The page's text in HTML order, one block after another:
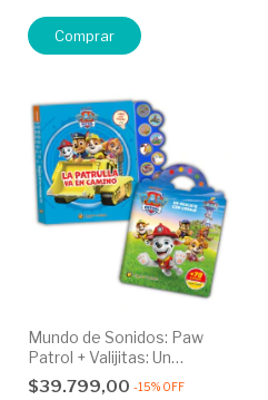
Mundo de Sonidos: Paw
Patrol + Valijitas: Un
Rescate con Coraje
$39.799,00 -15% OFF